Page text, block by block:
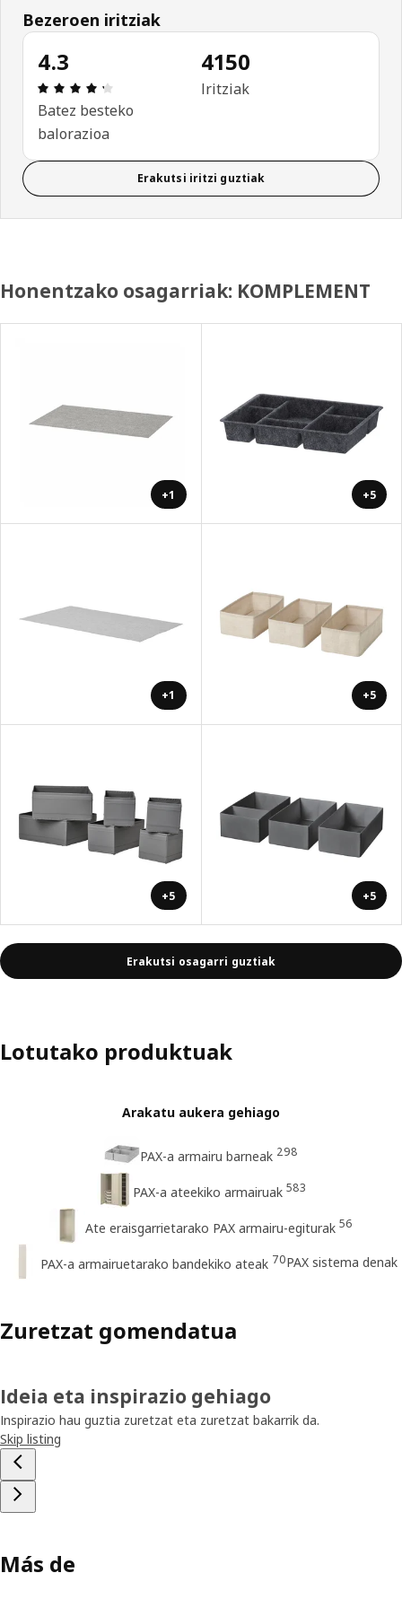
Bezeroen iritziak
4.3
Aipamena: 4.3 / 5 izar. Berrikuspen osoak: 4150
Batez besteko
balorazioa
4150
Iritziak
Erakutsi iritzi guztiak
Honentzako osagarriak: KOMPLEMENT
+1 +5
+1 +5
+5 +5
Erakutsi osagarri guztiak
Lotutako produktuak
Arakatu aukera gehiago
PAX-a armairu barneak 298
PAX-a ateekiko armairuak 583
Ate eraisgarrietarako PAX armairu-egiturak 56
PAX-a armairuetarako bandekiko ateak 70PAX sistema denak
Zuretzat gomendatua
Ideia eta inspirazio gehiago
Inspirazio hau guztia zuretzat eta zuretzat bakarrik da.
Skip listing
Más de